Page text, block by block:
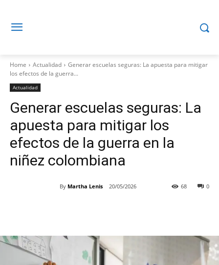
Home Actualidad
Generar escuelas seguras: La apuesta para mitigar
los efectos de la guerra...
Actualidad
Generar escuelas seguras: La
apuesta para mitigar los
efectos de la guerra en la
niñez colombiana
By Martha Lenis 20/05/2026 0
68